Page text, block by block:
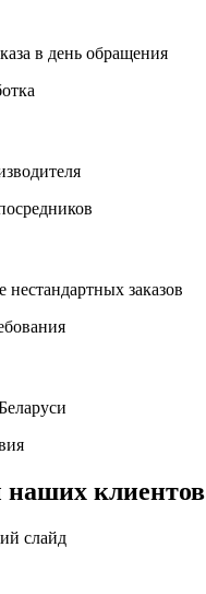
в день обращения
нестандартных заказов
клиентов